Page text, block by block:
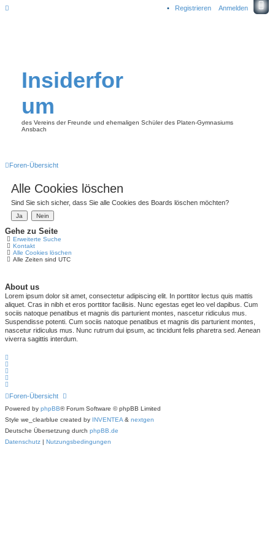
Anmelden
Registrieren
Insiderfor
um
des Vereins der Freunde und ehemaligen Schüler des Platen-Gymnasiums
Ansbach
Foren-Übersicht
Alle Cookies löschen
Sind Sie sich sicher, dass Sie alle Cookies des Boards löschen möchten?
Gehe zu Seite
Erweiterte Suche
Kontakt
Alle Cookies löschen
Alle Zeiten sind UTC
About us
Lorem ipsum dolor sit amet, consectetur adipiscing elit. In porttitor lectus quis mattis
aliquet. Cras in nibh et eros porttitor facilisis. Nunc egestas eget leo vel dapibus. Cum
sociis natoque penatibus et magnis dis parturient montes, nascetur ridiculus mus.
Suspendisse potenti. Cum sociis natoque penatibus et magnis dis parturient montes,
nascetur ridiculus mus. Nunc rutrum dui ipsum, ac tincidunt felis pharetra sed. Aenean
viverra sagittis interdum.
Foren-Übersicht
Powered by phpBB® Forum Software © phpBB Limited
Style we_clearblue created by INVENTEA & nextgen
Deutsche Übersetzung durch phpBB.de
Datenschutz | Nutzungsbedingungen